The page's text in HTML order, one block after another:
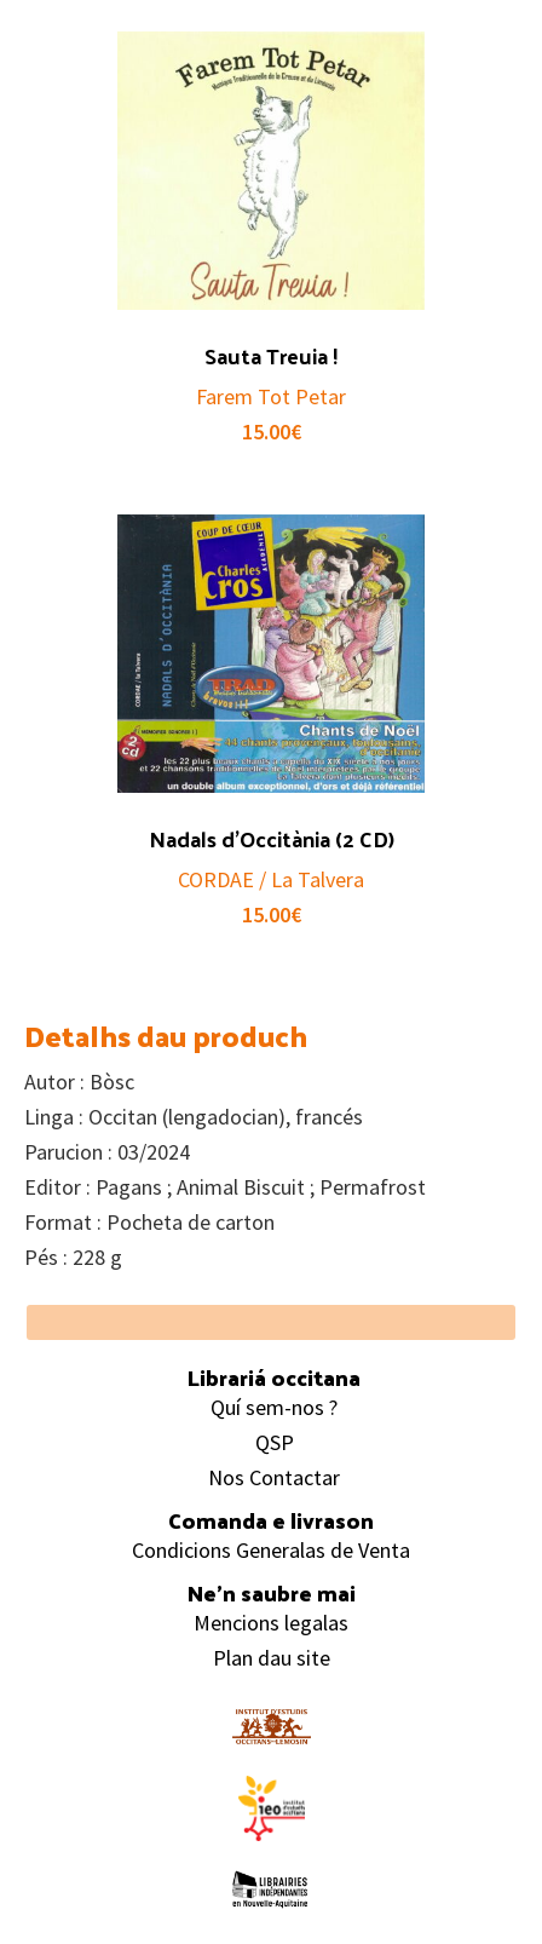
Sauta Treuia !
Farem Tot Petar
15.00€
Nadals d’Occitània (2 CD)
CORDAE / La Talvera
15.00€
Detalhs dau produch
Autor : Bòsc
Linga : Occitan (lengadocian), francés
Parucion : 03/2024
Editor : Pagans ; Animal Biscuit ; Permafrost
Format : Pocheta de carton
Pés : 228 g
Footer
Librariá occitana
Quí sem-nos ?
QSP
Nos Contactar
Comanda e livrason
Condicions Generalas de Venta
Ne’n saubre mai
Mencions legalas
Plan dau site